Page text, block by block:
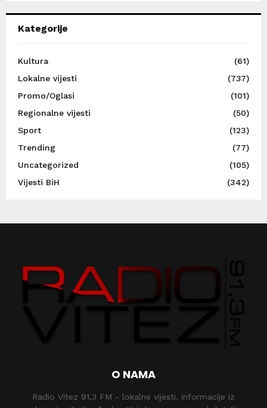
Kategorije
Kultura
(61)
Lokalne vijesti
(737)
Promo/Oglasi
(101)
Regionalne vijesti
(50)
Sport
(123)
Trending
(77)
Uncategorized
(105)
Vijesti BiH
(342)
O NAMA
Radio Vitez 91,3 FM - lokalne vijesti, informacije iz